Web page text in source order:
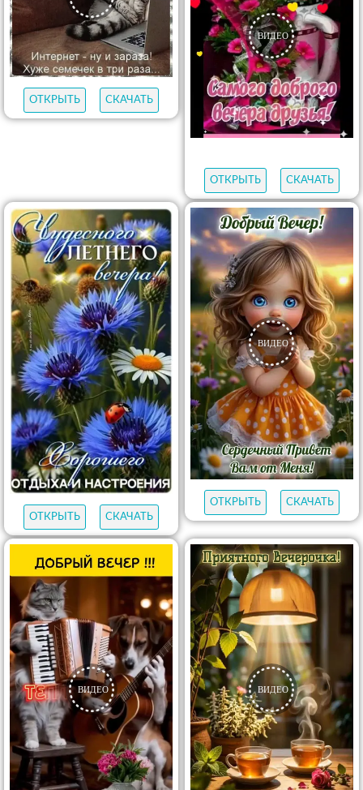
ОТКРЫТЬ СКАЧАТЬ
ОТКРЫТЬ СКАЧАТЬ
ОТКРЫТЬ СКАЧАТЬ
ОТКРЫТЬ СКАЧАТЬ